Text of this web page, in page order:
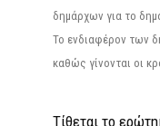
δημάρχων για το
Το ενδιαφέρον των
καθώς γίνονται οι
Τίθεται το